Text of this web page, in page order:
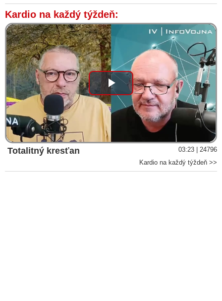
Kardio na každý týždeň:
Play
Video
Totalitný kresťan
03:23 | 24796
Kardio na každý týždeň >>